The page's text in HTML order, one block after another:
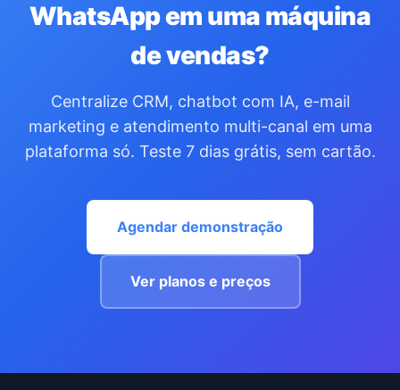
WhatsApp em uma máquina
de vendas?
Centralize CRM, chatbot com IA, e-mail
marketing e atendimento multi-canal em uma
plataforma só. Teste 7 dias grátis, sem cartão.
Agendar demonstração
Ver planos e preços